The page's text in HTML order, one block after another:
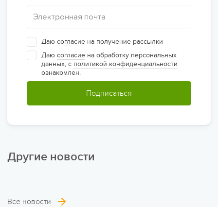
Даю согласие на получение рассылки
Даю согласие на обработку персональных
данных, с политикой конфиденциальности
ознакомлен.
Подписаться
Другие новости
Все новости